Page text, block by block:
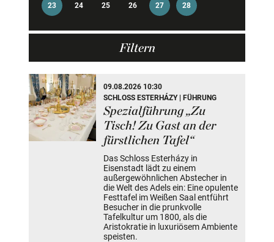
23 24 25 26 27 28
Filtern
39 Veranstaltung(en) gefunden
09.08.2026 10:30
SCHLOSS ESTERHÁZY | FÜHRUNG
Spezialführung „Zu
Tisch! Zu Gast an der
fürstlichen Tafel“
Das Schloss Esterházy in
Eisenstadt lädt zu einem
außergewöhnlichen Abstecher in
die Welt des Adels ein: Eine opulente
Festtafel im Weißen Saal entführt
Besucher in die prunkvolle
Tafelkultur um 1800, als die
Aristokratie in luxuriösem Ambiente
speisten.